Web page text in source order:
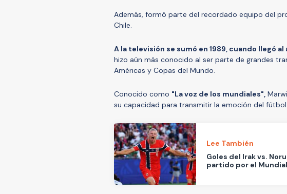
Además, formó parte del recordado equipo del
Chile.
A la televisión se sumó en 1989, cuando llegó
hizo aún más conocido al ser parte de grandes
Américas y Copas del Mundo.
Conocido como "La voz de los mundiales",
su capacidad para transmitir la emoción del
Lee También
Goles del Irak vs.
partido por el Mundial